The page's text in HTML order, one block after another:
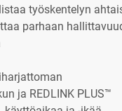
työskentelyn
parhaan
ja REDLINK PLUS™